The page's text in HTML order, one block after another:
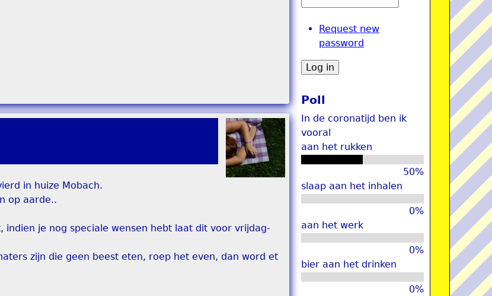
in huize Mobach.
op aarde..
je nog speciale wensen hebt laat dit voor vrijdag-
zijn die geen beest eten, roep het even, dan word et
Request new
password
Poll
In de coronatijd ben ik
vooral
aan het rukken
50%
slaap aan het inhalen
0%
aan het werk
0%
bier aan het drinken
0%